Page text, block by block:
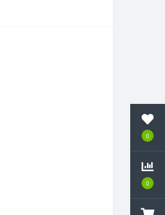
0
0